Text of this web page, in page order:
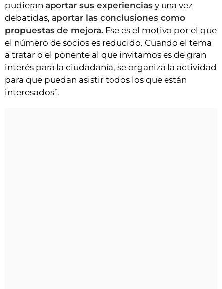
pudieran aportar sus experiencias y una vez
debatidas, aportar las conclusiones como
propuestas de mejora. Ese es el motivo por el que
el número de socios es reducido. Cuando el tema
a tratar o el ponente al que invitamos es de gran
interés para la ciudadanía, se organiza la actividad
para que puedan asistir todos los que están
interesados”.